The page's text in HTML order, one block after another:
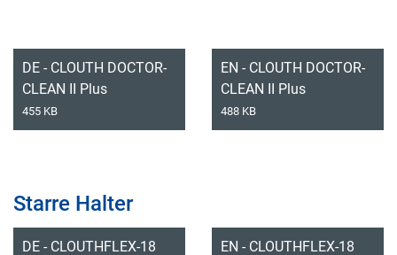
DE - CLOUTH DOCTOR-
CLEAN II Plus
455 KB
EN - CLOUTH DOCTOR-
CLEAN II Plus
488 KB
Starre Halter
DE - CLOUTHFLEX-18 EN - CLOUTHFLEX-18